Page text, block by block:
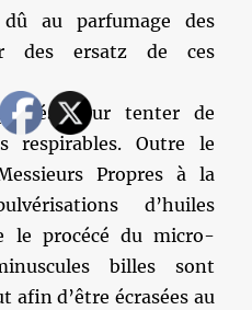
au parfumage des
des ersatz de ces
pour tenter de
respirables. Outre le
Propres à la
d’huiles
le procécé du micro-
billes sont
afin d’être écrasées au